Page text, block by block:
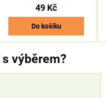
49 Kč
Do košíku
výběrem?